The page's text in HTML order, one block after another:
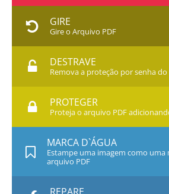
GIRE
Gire o Arquivo PDF
DESTRAVE
Remova a proteção por senha do
PROTEGER
Proteja o arquivo PDF
MARCA D`ÁGUA
Estampe uma imagem como uma
arquivo PDF